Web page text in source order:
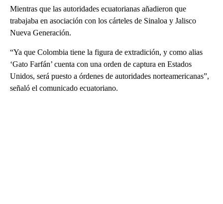
Mientras que las autoridades ecuatorianas añadieron que
trabajaba en asociación con los cárteles de Sinaloa y Jalisco
Nueva Generación.
“Ya que Colombia tiene la figura de extradición, y como alias
‘Gato Farfán’ cuenta con una orden de captura en Estados
Unidos, será puesto a órdenes de autoridades norteamericanas”,
señaló el comunicado ecuatoriano.